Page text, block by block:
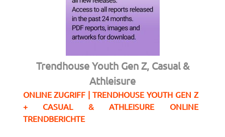
Trendhouse Youth Gen Z, Casual &
Athleisure
ONLINE ZUGRIFF | TRENDHOUSE YOUTH GEN Z
+ CASUAL & ATHLEISURE ONLINE
TRENDBERICHTE